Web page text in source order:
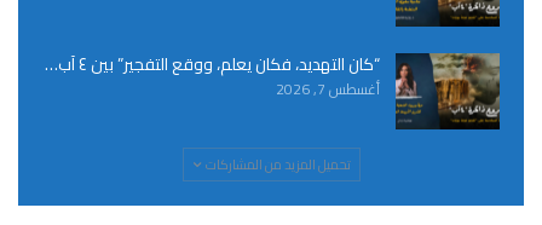
“كان التهديد، فكان يعلم، ووقع التفجير” بين ٤ آب…
أغسطس 7, 2026
تحميل المزيد من المشاركات